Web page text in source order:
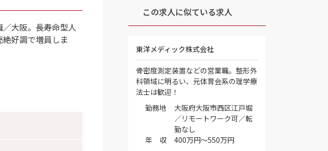
この求人に似ている求人
東洋メディック株式会社
骨密度測定装置などの営業職。整形外
科領域に明るい、元体育会系の理学療
法士は歓迎！
勤務地
大阪府大阪市西区江戸堀
／リモートワーク可／転
勤なし
年 収
400万円～550万円